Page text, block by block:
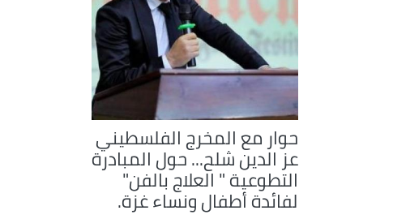
حوار مع المخرج الفلسطيني
عز الدين شلح... حول المبادرة
التطوعية " العلاج بالفن"
لفائدة أطفال ونساء غزة.